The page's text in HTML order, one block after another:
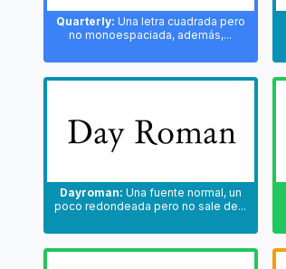
Quarterly: Una letra cuadrada pero
no monoespaciada, además,...
Dayroman: Una fuente normal, un
poco redondeada pero no sale de...